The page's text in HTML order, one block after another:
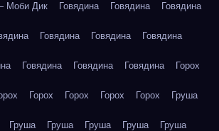
Моби Дик Говядина Говядина Говядина
Говядина Говядина Говядина
Говядина Говядина Говядина Горох
Горох Горох Горох Горох Груша
Груша Груша Груша Груша Груша